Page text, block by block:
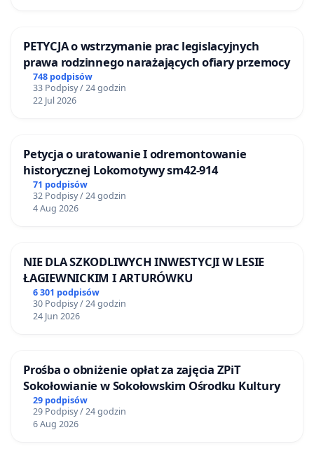
PETYCJA o wstrzymanie prac legislacyjnych
prawa rodzinnego narażających ofiary przemocy
748 podpisów
33 Podpisy / 24 godzin
22 Jul 2026
Petycja o uratowanie I odremontowanie
historycznej Lokomotywy sm42-914
71 podpisów
32 Podpisy / 24 godzin
4 Aug 2026
NIE DLA SZKODLIWYCH INWESTYCJI W LESIE
ŁAGIEWNICKIM I ARTURÓWKU
6 301 podpisów
30 Podpisy / 24 godzin
24 Jun 2026
Prośba o obniżenie opłat za zajęcia ZPiT
Sokołowianie w Sokołowskim Ośrodku Kultury
29 podpisów
29 Podpisy / 24 godzin
6 Aug 2026